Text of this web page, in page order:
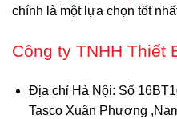
chính là một lựa chọn tốt
Công ty TNHH Thiết
Địa chỉ Hà Nội: Số
Tasco Xuân Phương